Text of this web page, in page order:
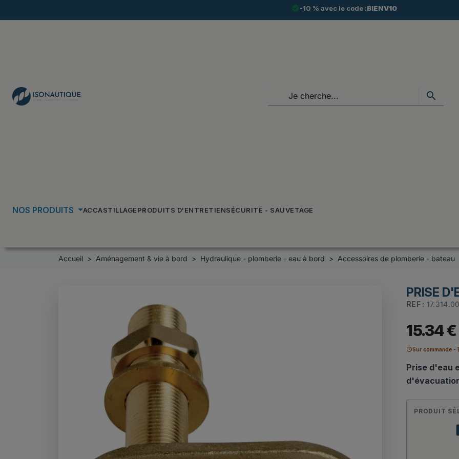
check_circle-10 % avec le code :BIENV10
search
NOS PRODUITS ACCASTILLAGEPRODUITS D'ENTRETIENSÉCURITÉ - SAUVETAGE
Accueil Aménagement & vie à bord Hydraulique - plomberie - eau à bord Accessoires de plomberie - bateau
PRISE
REF : 17.314.00
15.34 €
scheduleSur commande -
Prise d'eau
PRODUIT